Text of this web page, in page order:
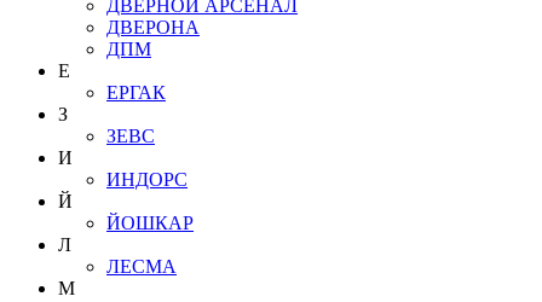
ДВЕРНОЙ АРСЕНАЛ
ДВЕРОНА
ДПМ
Е
ЕРГАК
З
ЗЕВС
И
ИНДОРС
Й
ЙОШКАР
Л
ЛЕСМА
М